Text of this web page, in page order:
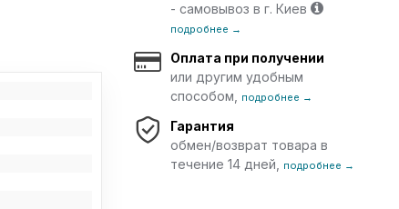
- самовывоз в г. Киев
подробнее →
Оплата при получении
или другим удобным
способом,
подробнее →
Гарантия
обмен/возврат товара в
течение 14 дней,
подробнее →